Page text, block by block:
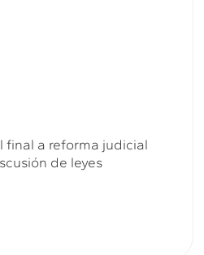
final a reforma judicial
de leyes